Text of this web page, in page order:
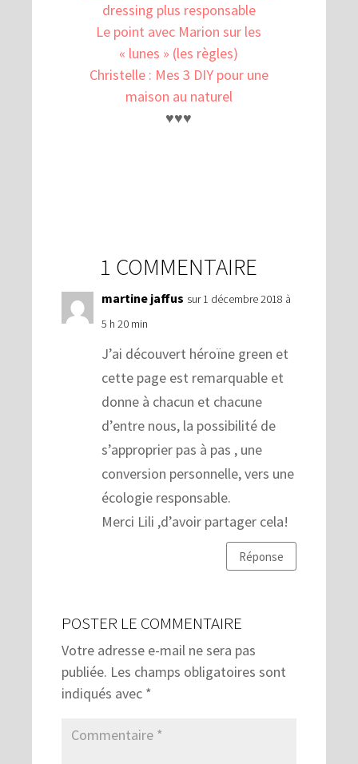
dressing plus responsable
Le point avec Marion sur les
« lunes » (les règles)
Christelle : Mes 3 DIY pour une
maison au naturel
♥♥♥
1 COMMENTAIRE
martine jaffus sur 1 décembre 2018 à
5 h 20 min
J’ai découvert héroïne green et
cette page est remarquable et
donne à chacun et chacune
d’entre nous, la possibilité de
s’approprier pas à pas , une
conversion personnelle, vers une
écologie responsable.
Merci Lili ,d’avoir partager cela!
Réponse
POSTER LE COMMENTAIRE
Votre adresse e-mail ne sera pas
publiée. Les champs obligatoires sont
indiqués avec *